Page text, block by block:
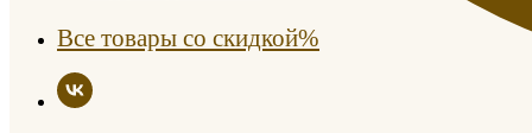
Все товары со скидкой%